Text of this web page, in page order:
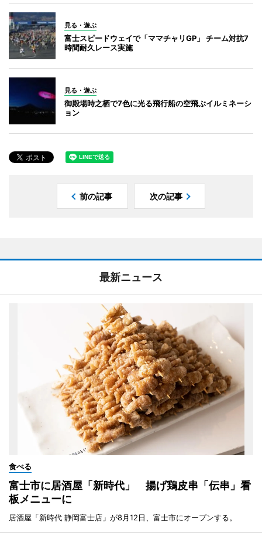
見る・遊ぶ
富士スピードウェイで「ママチャリGP」 チーム対抗7
時間耐久レース実施
見る・遊ぶ
御殿場時之栖で7色に光る飛行船の空飛ぶイルミネーシ
ョン
前の記事 次の記事
最新ニュース
食べる
富士市に居酒屋「新時代」 揚げ鶏皮串「伝串」看
板メニューに
居酒屋「新時代 静岡富士店」が8月12日、富士市にオープンする。